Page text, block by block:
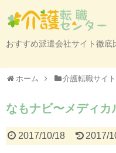
おすすめ派遣会社サイト徹底
ホーム 介護転職サイト
なもナビ〜メディカ
2017/10/18 2017/